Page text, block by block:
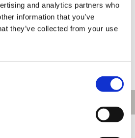
and analytics partners who
information that you’ve
they’ve collected from your use
ふぉ
ュア
モンスターハンター モンでふぉ
ハンドタオル タマミツネ